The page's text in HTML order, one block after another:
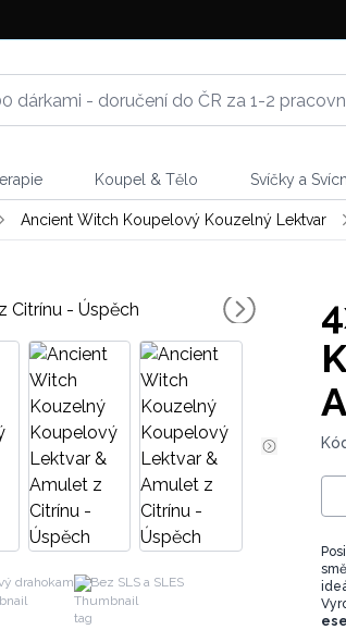
Koupel & Tělo Svíčky a
Ancient Witch Koupelový Kouzelný Lektvar
drahokam Bez SLS a SLES